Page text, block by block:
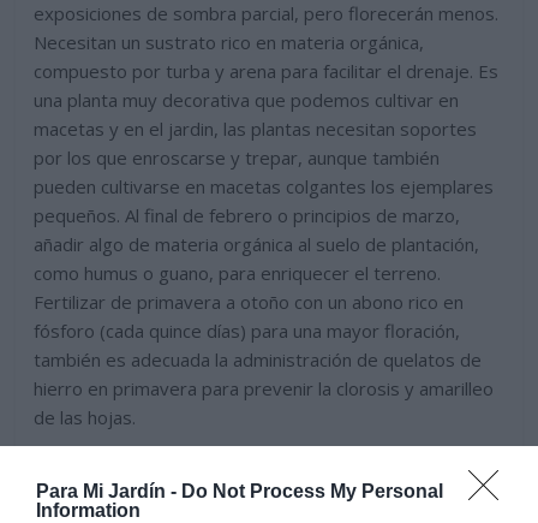
Para Mi Jardín - Do Not Process My Personal
Information
exposiciones de sombra parcial, pero florecerán menos.
Necesitan un sustrato rico en materia orgánica,
compuesto por turba y arena para facilitar el drenaje. Es
una planta muy decorativa que podemos cultivar en
macetas y en el jardin, las plantas necesitan soportes
por los que enroscarse y trepar, aunque también
pueden cultivarse en macetas colgantes los ejemplares
pequeños. Al final de febrero o principios de marzo,
añadir algo de materia orgánica al suelo de plantación,
como humus o guano, para enriquecer el terreno.
Fertilizar de primavera a otoño con un abono rico en
fósforo (cada quince días) para una mayor floración,
también es adecuada la administración de quelatos de
hierro en primavera para prevenir la clorosis y amarilleo
de las hojas.